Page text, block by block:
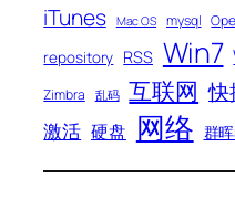
iTunes Mac OS mysql
repository RSS Win7
Zimbra 乱码 互联网 快
激活 硬盘 网络 群